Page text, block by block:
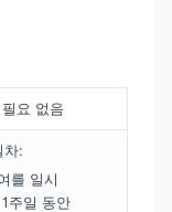
요 없음
차:
를 일시
주일 동안